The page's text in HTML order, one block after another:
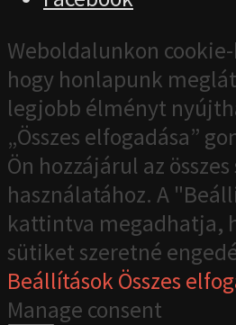
Weboldalunkon
hogy honlapunk
legjobb élményt
„Összes elfogadása”
Ön hozzájárul az
használatához. A
kattintva megadhatja,
sütiket szeretné
BeállításokÖsszes
Manage consent